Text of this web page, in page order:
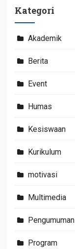
Kategori
Akademik
Berita
Event
Humas
Kesiswaan
Kurikulum
motivasi
Multimedia
Pengumuman
Program